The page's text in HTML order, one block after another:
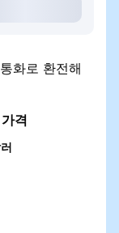
로 환전해
격